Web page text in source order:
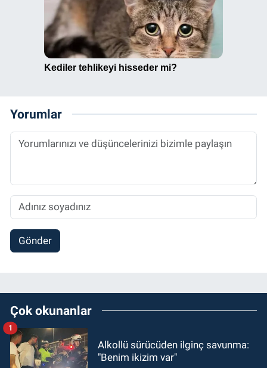
Yorumlar
Gönder
Çok okunanlar
Alkollü sürücüden ilginç savunma:
"Benim ikizim var"
1